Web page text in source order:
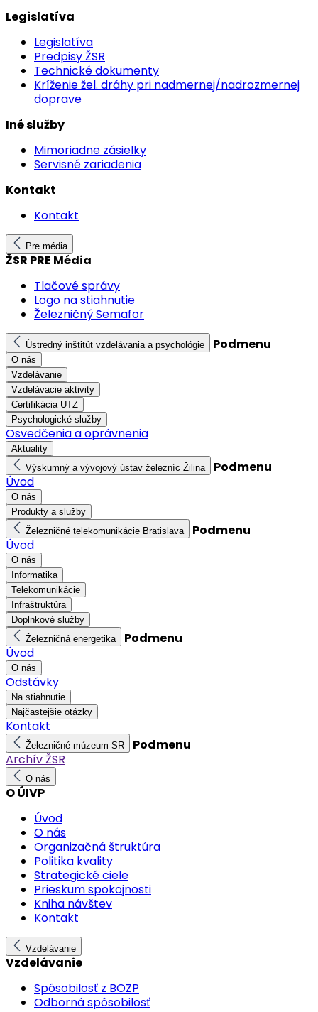
Legislatíva
Legislatíva
Predpisy ŽSR
Technické dokumenty
Kríženie žel. dráhy pri nadmernej/nadrozmernej
doprave
Iné služby
Mimoriadne zásielky
Servisné zariadenia
Kontakt
Kontakt
Pre média
ŽSR PRE Média
Tlačové správy
Logo na stiahnutie
Železničný Semafor
Ústredný inštitút vzdelávania a psychológie Podmenu
O nás
Vzdelávanie
Vzdelávacie aktivity
Certifikácia UTZ
Psychologické služby
Osvedčenia a oprávnenia
Aktuality
Výskumný a vývojový ústav železníc Žilina
Podmenu
Úvod
O nás
Produkty a služby
Železničné telekomunikácie Bratislava
Podmenu
Úvod
O nás
Informatika
Telekomunikácie
Infraštruktúra
Doplnkové služby
Železničná energetika
Podmenu
Úvod
O nás
Odstávky
Na stiahnutie
Najčastejšie otázky
Kontakt
Železničné múzeum SR
Podmenu
Archív ŽSR
O nás
O ÚIVP
Úvod
O nás
Organizačná štruktúra
Politika kvality
Strategické ciele
Prieskum spokojnosti
Kniha návštev
Kontakt
Vzdelávanie
Vzdelávanie
Spôsobilosť z BOZP
Odborná spôsobilosť